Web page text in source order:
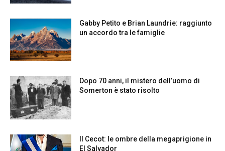
Gabby Petito e Brian Laundrie: raggiunto
un accordo tra le famiglie
Dopo 70 anni, il mistero dell’uomo di
Somerton è stato risolto
Il Cecot: le ombre della megaprigione in
El Salvador